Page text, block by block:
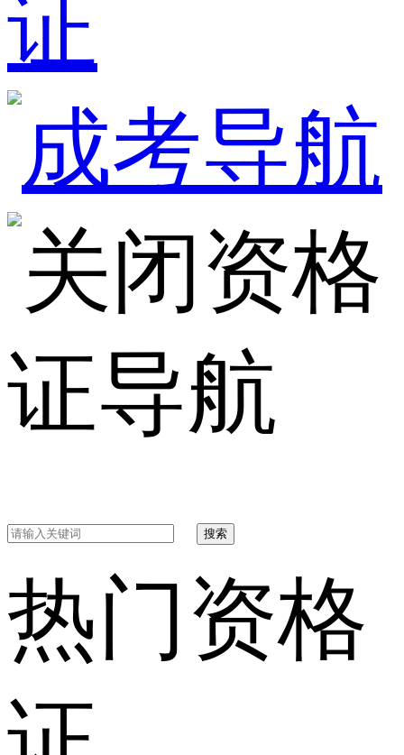
证
资格
证导航
搜索
热门资格